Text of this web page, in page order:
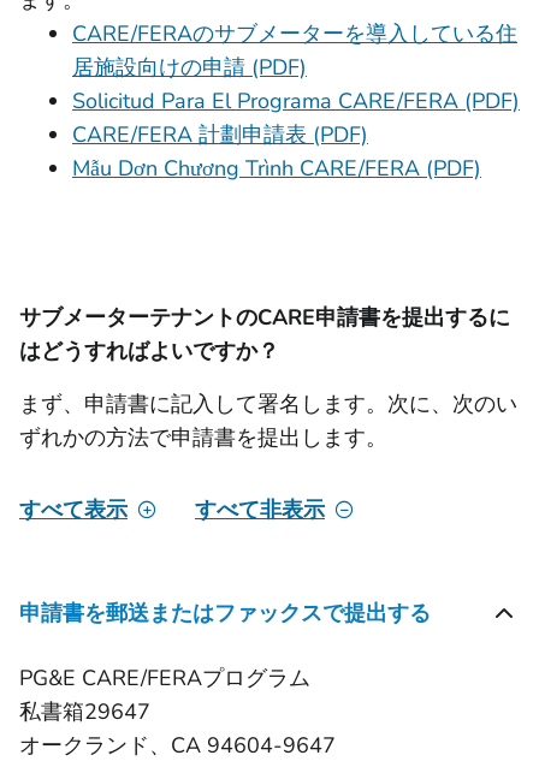
CARE/FERAのサブメーターを導入している住
居施設向けの申請 (PDF)
Solicitud Para El Programa CARE/FERA (PDF)
CARE/FERA 計劃申請表 (PDF)
Mẫu Dơn Chương Trình CARE/FERA (PDF)
サブメーターテナントのCARE申請書を提出するに
はどうすればよいですか？
まず、申請書に記入して署名します。次に、次のい
ずれかの方法で申請書を提出します。
すべて表示 すべて非表示
申請書を郵送またはファックスで提出する
PG&E CARE/FERAプログラム
私書箱29647
オークランド、CA 94604-9647